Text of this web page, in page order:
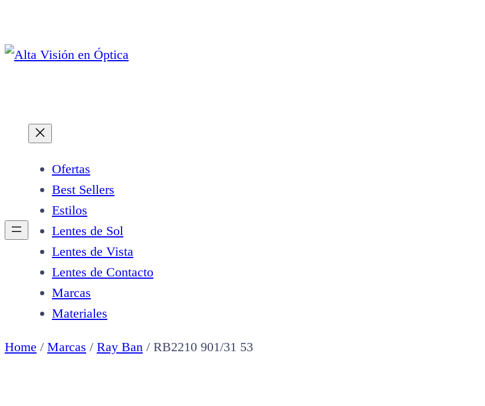
contenido
Ofertas
Best Sellers
Estilos
Lentes de Sol
Lentes de Vista
Lentes de Contacto
Marcas
Materiales
Home / Marcas / Ray Ban / RB2210 901/31 53